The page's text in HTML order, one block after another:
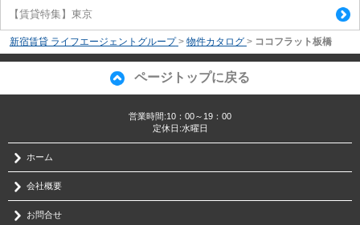
【賃貸特集】東京
新宿賃貸 ライフエージェントグループ > 物件カタログ > ココフラット板橋
ページトップに戻る
営業時間:10：00～19：00
定休日:水曜日
ホーム
会社概要
お問合せ